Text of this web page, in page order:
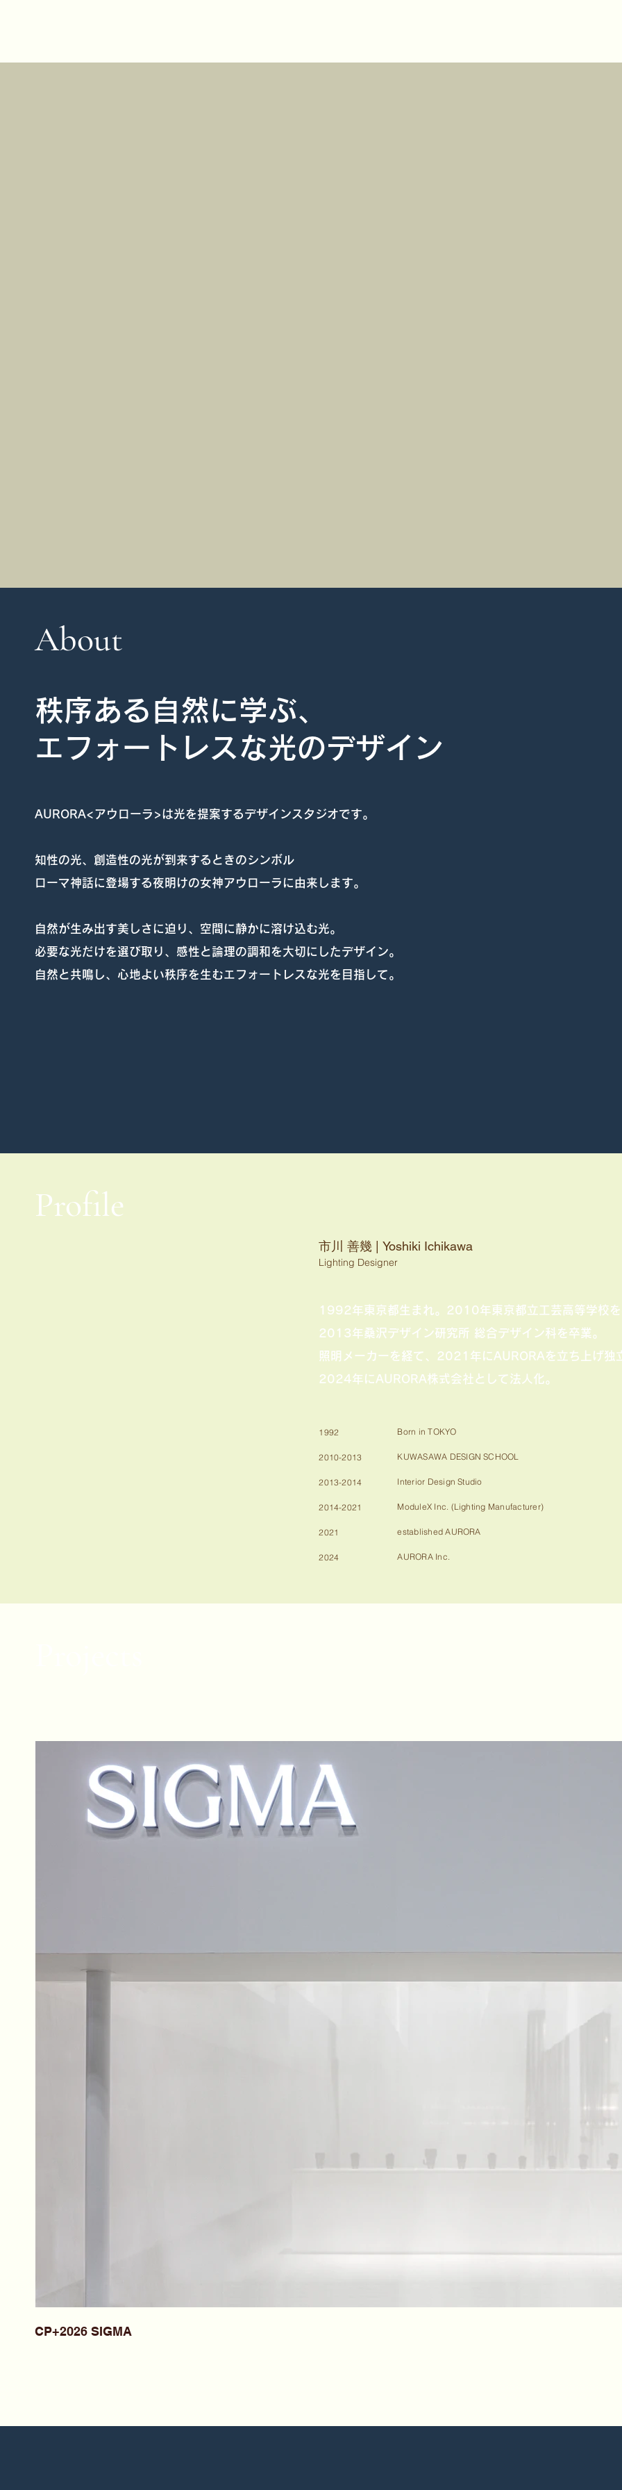
About
秩序ある自然に学ぶ、
エフォートレスな光のデザイン
AURORA<アウローラ>は光を提案するデザインスタジオです。
知性の光、創造性の光が到来するときのシンボル
ローマ神話に登場する夜明けの女神アウローラに由来します。
自然が生み出す美しさに迫り、空間に静かに溶け込む光。
必要な光だけを選び取り、感性と論理の調和を大切にしたデザイン。
自然と共鳴し、心地よい秩序を生むエフォートレスな光を目指して。
Profile
市川 善幾 | Yoshiki Ichikawa
Lighting Designer
1992年東京都生まれ。2010年東京都立工芸高等学校を
2013年桑沢デザイン研究所 総合デザイン科を卒業。
照明メーカーを経て、2021年にAURORAを立ち上げ独
2024年にAURORA株式会社として法人化。
1992
2010-2013
2013-2014
2014-2021
2021
2024
Born in TOKYO
KUWASAWA DESIGN SCHOOL
Interior Design Studio
ModuleX Inc. (Lighting Manufacturer)
established AURORA
AURORA Inc.
CP+2026 SIGMA